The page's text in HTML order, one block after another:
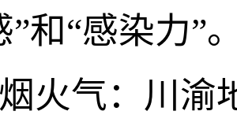
”和“感染力”
火气：川渝